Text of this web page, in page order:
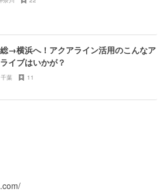
→横浜へ！アクアライン活用のこんなア
イブはいかが？
千葉 11